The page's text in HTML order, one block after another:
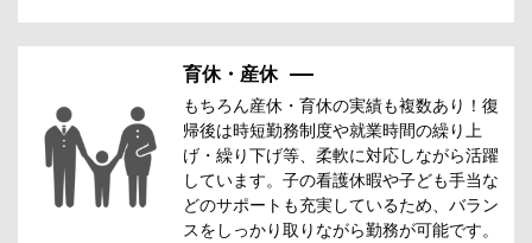
育休・産休
もちろん産休・育休の実績も複数あり！復
帰後は時短勤務制度や就業時間の繰り上
げ・繰り下げ等、柔軟に対応しながら活躍
しています。子の看護休暇や子ども手当な
どのサポートも充実しているため、バラン
スをしっかり取りながら勤務が可能です。